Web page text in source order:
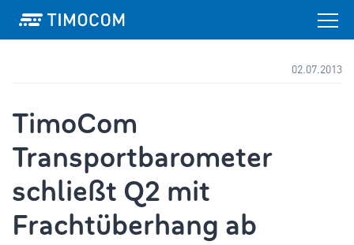
02.07.2013
TimoCom
Transportbarometer
schließt Q2 mit
Frachtüberhang ab